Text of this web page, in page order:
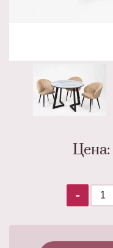
Цена:
-